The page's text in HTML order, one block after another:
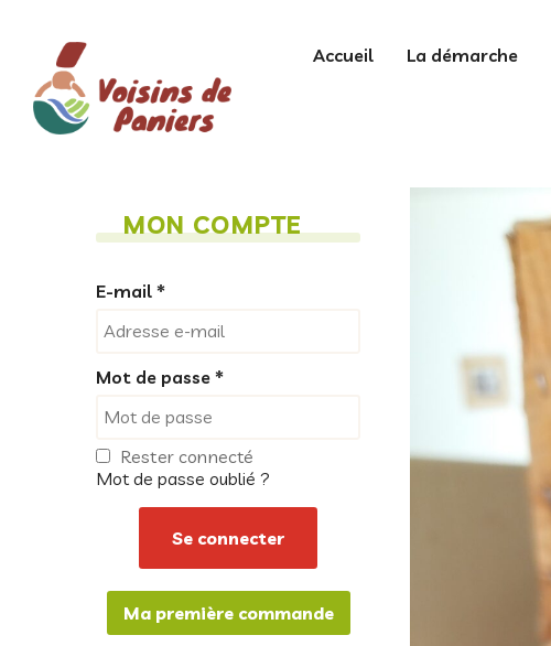
contenu
Accueil La démarche
MON COMPTE
E-mail *
Mot de passe *
Rester connecté
Mot de passe oublié ?
Ma première commande